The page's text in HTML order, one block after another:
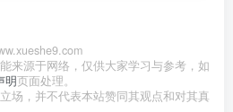
来源于网络，仅供大家学习与参考，如
明页面处理。
场，并不代表本站赞同其观点和对其真